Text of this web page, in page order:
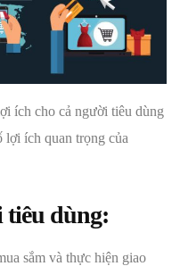
ích cho cả người tiêu dùng
lợi ích quan trọng của
tiêu dùng:
sắm và thực hiện giao